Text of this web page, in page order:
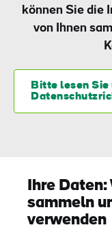
können Sie die
von Ihnen
Bitte lesen Sie
Ihre Daten:
sammeln
verwenden